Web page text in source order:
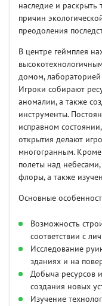
наследие и раскрыть
причин
преодоления
В центре геймплея
домом,
Игроки собирают
аномалии, а также
инструменты.
исправном
открытия делают
многогранным.
полеты над
флоры, а также
Основные
Возможность
соответствии с
Исследование
зданиях и на
Добыча ресурсов
создания новых
Изучение